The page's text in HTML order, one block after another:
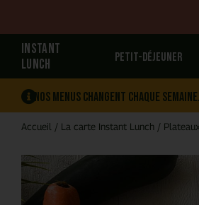
INSTANT
LUNCH
Petit-déjeuner
Nos menus changent chaque
Accueil / La carte Instant Lunch /